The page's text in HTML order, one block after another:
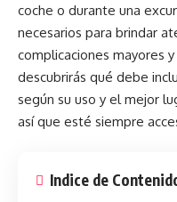
coche o durante una
necesarios para brindar
complicaciones mayores
descubrirás qué debe
según su uso y el mejor
así que esté siempre
Indice de